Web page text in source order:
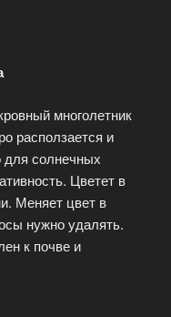
многолетник
расползается и
для солнечных
Цветет в
Меняет цвет в
нужно удалять.
к почве и